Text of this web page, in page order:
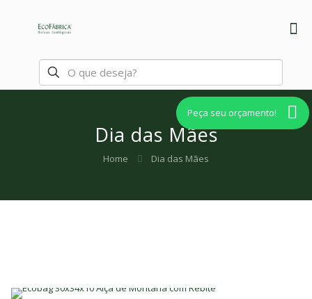
Dia das Mães
Peça seu orçamento!
Home Dia das Mães